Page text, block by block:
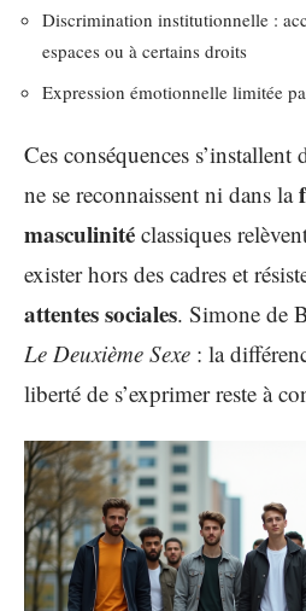
Discrimination institutionnelle :
espaces ou à certains droits
Expression émotionnelle limitée
Ces conséquences
ne se reconnaissent ni dans la
masculinité classiques
exister hors des cadres et
attentes sociales. Simone de
Le Deuxième Sexe : la
liberté de s’exprimer reste à